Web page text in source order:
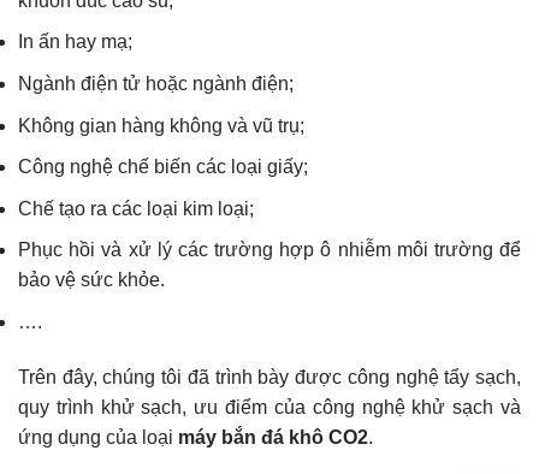
In ấn hay mạ;
Ngành điện tử hoặc ngành điện;
Không gian hàng không và vũ trụ;
Công nghệ chế biến các loại giấy;
Chế tạo ra các loại kim loại;
Phục hồi và xử lý các trường hợp ô nhiễm môi trường để
bảo vệ sức khỏe.
….
Trên đây, chúng tôi đã trình bày được công nghệ tẩy sạch,
quy trình khử sạch, ưu điểm của công nghệ khử sạch và
ứng dụng của loại máy bắn đá khô CO2.